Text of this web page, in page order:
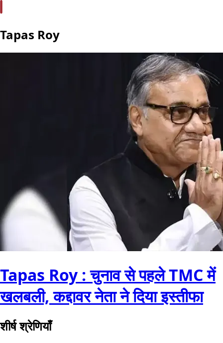
Tapas Roy
Tapas Roy : चुनाव से पहले TMC में
खलबली, कद्दावर नेता ने दिया इस्तीफा
शीर्ष श्रेणियाँ